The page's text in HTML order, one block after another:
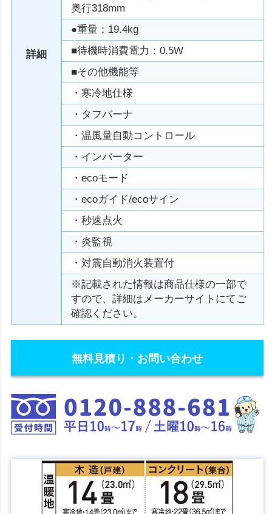
詳細
奥行318mm
●重量：19.4kg
■待機時消費電力：0.5W
■その他機能等
・寒冷地仕様
・タフバーナ
・温風量自動コントロール
・インバーター
・ecoモード
・ecoガイド/ecoサイン
・秒速点火
・炎監視
・対震自動消火装置付
※記載された情報は商品仕様の一部で
すので、詳細はメーカーサイトにてご
確認ください。
無料見積り・お問い合わせ